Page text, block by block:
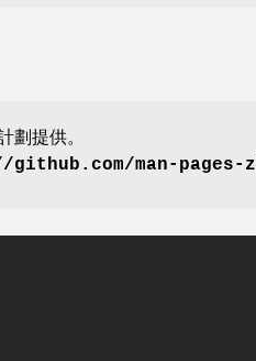
提供。
man-pages-